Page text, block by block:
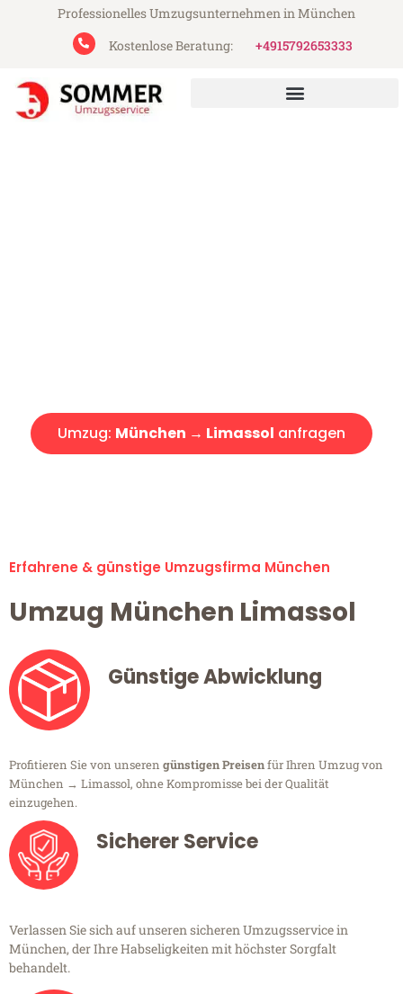
Professionelles Umzugsunternehmen in München
Kostenlose Beratung:
+4915792653333
Umzug: München → Limassol anfragen
Erfahrene & günstige Umzugsfirma München
Umzug München Limassol
Günstige Abwicklung
Profitieren Sie von unseren günstigen Preisenfür Ihren Umzug von
München → Limassol, ohne Kompromisse bei der Qualität
einzugehen.
Sicherer Service
Verlassen Sie sich auf unseren sicheren Umzugsservice in
München, der Ihre Habseligkeiten mit höchster Sorgfalt
behandelt.